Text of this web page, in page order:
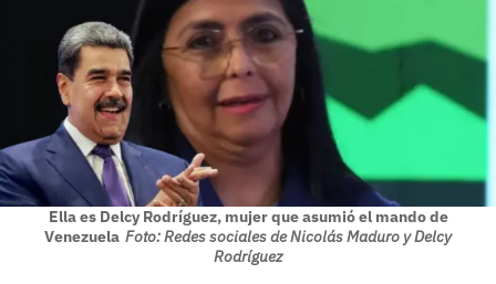
Ella es Delcy Rodríguez, mujer que asumió el mando de
Venezuela Foto: Redes sociales de Nicolás Maduro y Delcy
Rodríguez